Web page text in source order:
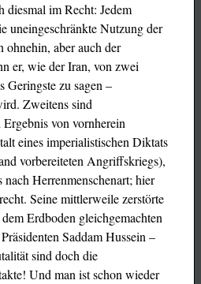
diesmal im Recht: Jedem
uneingeschränkte Nutzung der
aber auch der
er, wie der Iran, von zwei
Geringste zu sagen –
Zweitens sind
von vornherein
eines imperialistischen Diktats
vorbereiteten Angriffskriegs),
Herrenmenschenart; hier
Seine mittlerweile zerstörte
Erdboden gleichgemachten
Saddam Hussein –
sind doch die
Und man ist schon wieder